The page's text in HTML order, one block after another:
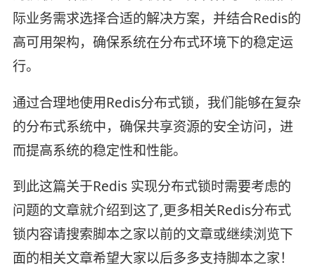
际业务需求选择合适的解决方案，并结合Redis的
高可用架构，确保系统在分布式环境下的稳定运
行。
通过合理地使用Redis分布式锁，我们能够在复杂
的分布式系统中，确保共享资源的安全访问，进
而提高系统的稳定性和性能。
到此这篇关于Redis 实现分布式锁时需要考虑的
问题的文章就介绍到这了,更多相关Redis分布式
锁内容请搜索脚本之家以前的文章或继续浏览下
面的相关文章希望大家以后多多支持脚本之家！